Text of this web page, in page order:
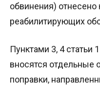
обвинения)
реабилитирующих
Пунктами 3, 4 статьи
вносятся отдельные
поправки,